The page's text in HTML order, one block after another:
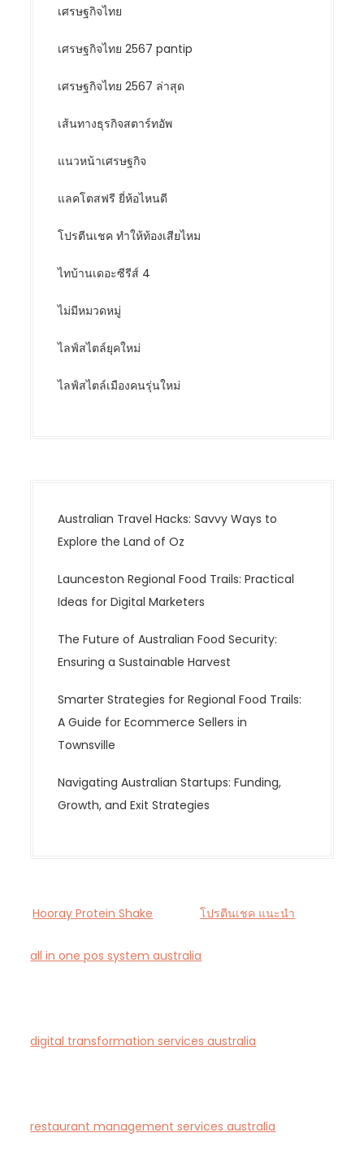
เศรษฐกิจไทย
เศรษฐกิจไทย 2567 pantip
เศรษฐกิจไทย 2567 ล่าสุด
เส้นทางธุรกิจสตาร์ทอัพ
แนวหน้าเศรษฐกิจ
แลคโตสฟรี ยี่ห้อไหนดี
โปรตีนเชค ทำให้ท้องเสียไหม
ไทบ้านเดอะซีรีส์ 4
ไม่มีหมวดหมู่
ไลฟ์สไตล์ยุคใหม่
ไลฟ์สไตล์เมืองคนรุ่นใหม่
Australian Travel Hacks: Savvy Ways to
Explore the Land of Oz
Launceston Regional Food Trails: Practical
Ideas for Digital Marketers
The Future of Australian Food Security:
Ensuring a Sustainable Harvest
Smarter Strategies for Regional Food Trails:
A Guide for Ecommerce Sellers in
Townsville
Navigating Australian Startups: Funding,
Growth, and Exit Strategies
Hooray Protein Shake โปรตีนเชค แนะนำ
all in one pos system australia
digital transformation services australia
restaurant management services australia